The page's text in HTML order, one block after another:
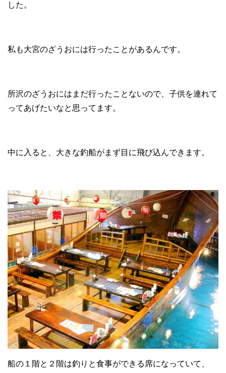
した。
私も大宮のざうおには行ったことがあるんです。
所沢のざうおにはまだ行ったことないので、子供を連れて
ってあげたいなと思ってます。
中に入ると、大きな釣船がまず目に飛び込んできます。
船の１階と２階は釣りと食事ができる席になっていて、